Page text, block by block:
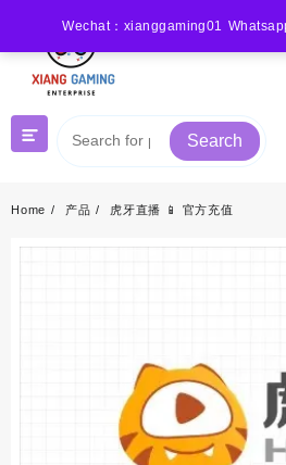
Wechat：xianggaming01
content
Search
Home 产品 虎牙直播 📱 官方充值